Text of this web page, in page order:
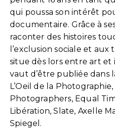
qui poussa son intérêt
documentaire. Grâce à
raconter des histoires
l’exclusion sociale et aux
situe dès lors entre art
vaut d’être publiée dans
L’Oeil de la
Photographers, Equal
Libération, Slate, Axelle
Spiegel.